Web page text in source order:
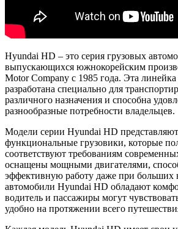
Hyundai HD – это серия грузовых
выпускающихся южнокорейским
Motor Company с 1985 года. Эта
разработана специально для
различного назначения и способна
разнообразные потребности владельцев.
Модели серии Hyundai HD
функциональные грузовики, которые
соответствуют требованиям
оснащены мощными двигателями,
эффективную работу даже при больших
автомобили Hyundai HD обладают
водитель и пассажиры могут
удобно на протяжении всего